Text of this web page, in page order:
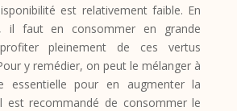
est relativement faible. En
il faut en consommer en grande
pleinement de ces vertus
y remédier, on peut le mélanger à
essentielle pour en augmenter la
est recommandé de consommer le